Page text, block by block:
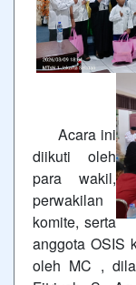
Acara ini
diikuti oleh
para wakil,
perwakilan
komite, serta
anggota OSIS
oleh MC ,